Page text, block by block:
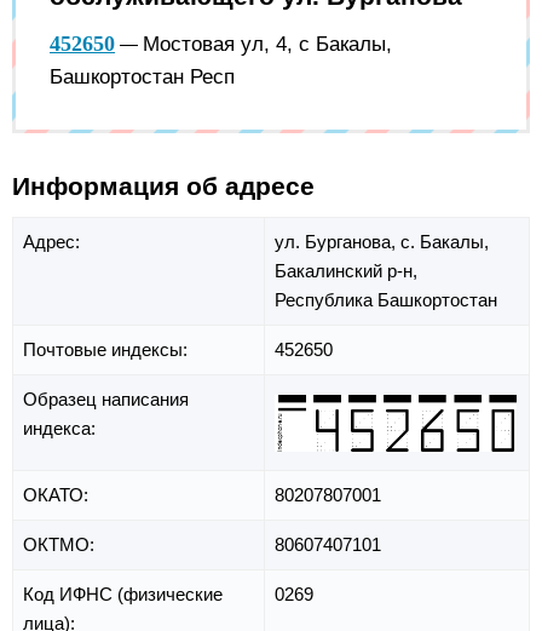
452650 — Мостовая ул, 4, с Бакалы,
Башкортостан Респ
Информация об адресе
Адрес: ул. Бурганова, с. Бакалы,
Бакалинский р-н,
Республика Башкортостан
Почтовые индексы: 452650
Образец написания
индекса:
ОКАТО: 80207807001
ОКТМО: 80607407101
Код ИФНС (физические
лица):
0269